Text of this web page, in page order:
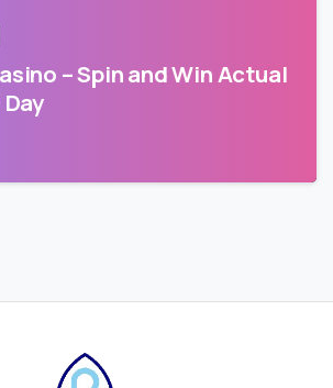
– Spin and Win Actual